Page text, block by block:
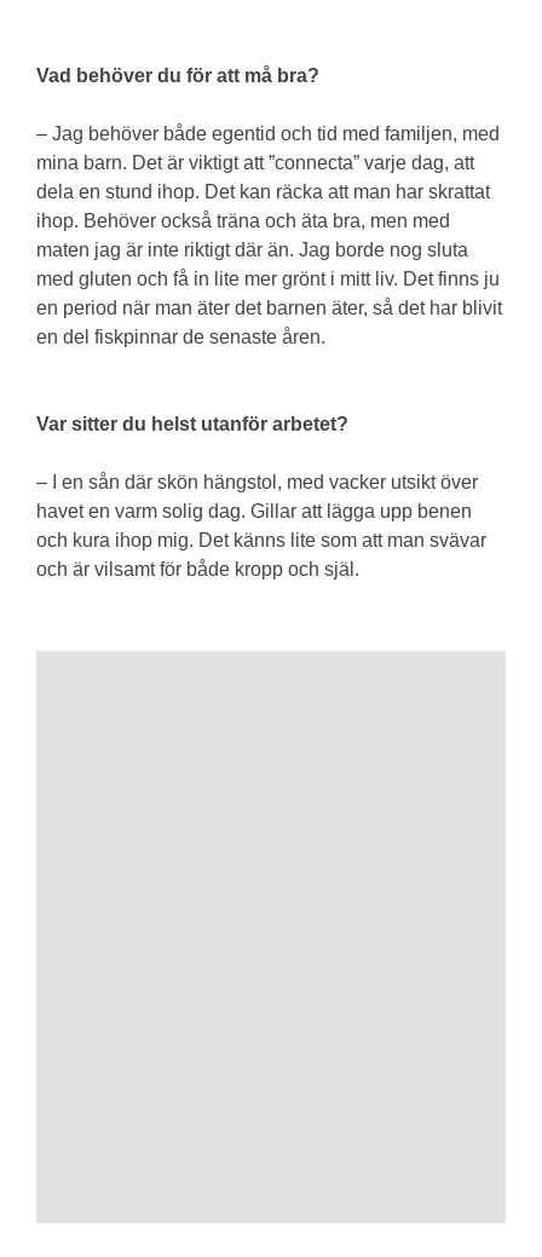
Vad behöver du för att må bra?
– Jag behöver både egentid och tid med familjen, med
mina barn. Det är viktigt att ”connecta” varje dag, att
dela en stund ihop. Det kan räcka att man har skrattat
ihop. Behöver också träna och äta bra, men med
maten jag är inte riktigt där än. Jag borde nog sluta
med gluten och få in lite mer grönt i mitt liv. Det finns ju
en period när man äter det barnen äter, så det har blivit
en del fiskpinnar de senaste åren.
Var sitter du helst utanför arbetet?
– I en sån där skön hängstol, med vacker utsikt över
havet en varm solig dag. Gillar att lägga upp benen
och kura ihop mig. Det känns lite som att man svävar
och är vilsamt för både kropp och själ.